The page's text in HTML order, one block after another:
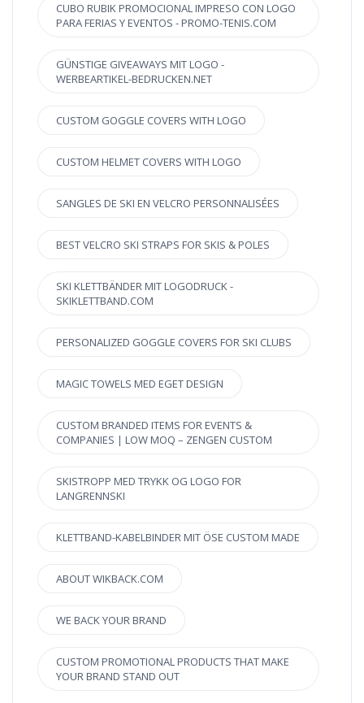
CUBO RUBIK PROMOCIONAL IMPRESO CON LOGO
PARA FERIAS Y EVENTOS - PROMO-TENIS.COM
GÜNSTIGE GIVEAWAYS MIT LOGO -
WERBEARTIKEL-BEDRUCKEN.NET
CUSTOM GOGGLE COVERS WITH LOGO
CUSTOM HELMET COVERS WITH LOGO
SANGLES DE SKI EN VELCRO PERSONNALISÉES
BEST VELCRO SKI STRAPS FOR SKIS & POLES
SKI KLETTBÄNDER MIT LOGODRUCK -
SKIKLETTBAND.COM
PERSONALIZED GOGGLE COVERS FOR SKI CLUBS
MAGIC TOWELS MED EGET DESIGN
CUSTOM BRANDED ITEMS FOR EVENTS &
COMPANIES | LOW MOQ – ZENGEN CUSTOM
SKISTROPP MED TRYKK OG LOGO FOR
LANGRENNSKI
KLETTBAND-KABELBINDER MIT ÖSE CUSTOM MADE
ABOUT WIKBACK.COM
WE BACK YOUR BRAND
CUSTOM PROMOTIONAL PRODUCTS THAT MAKE
YOUR BRAND STAND OUT